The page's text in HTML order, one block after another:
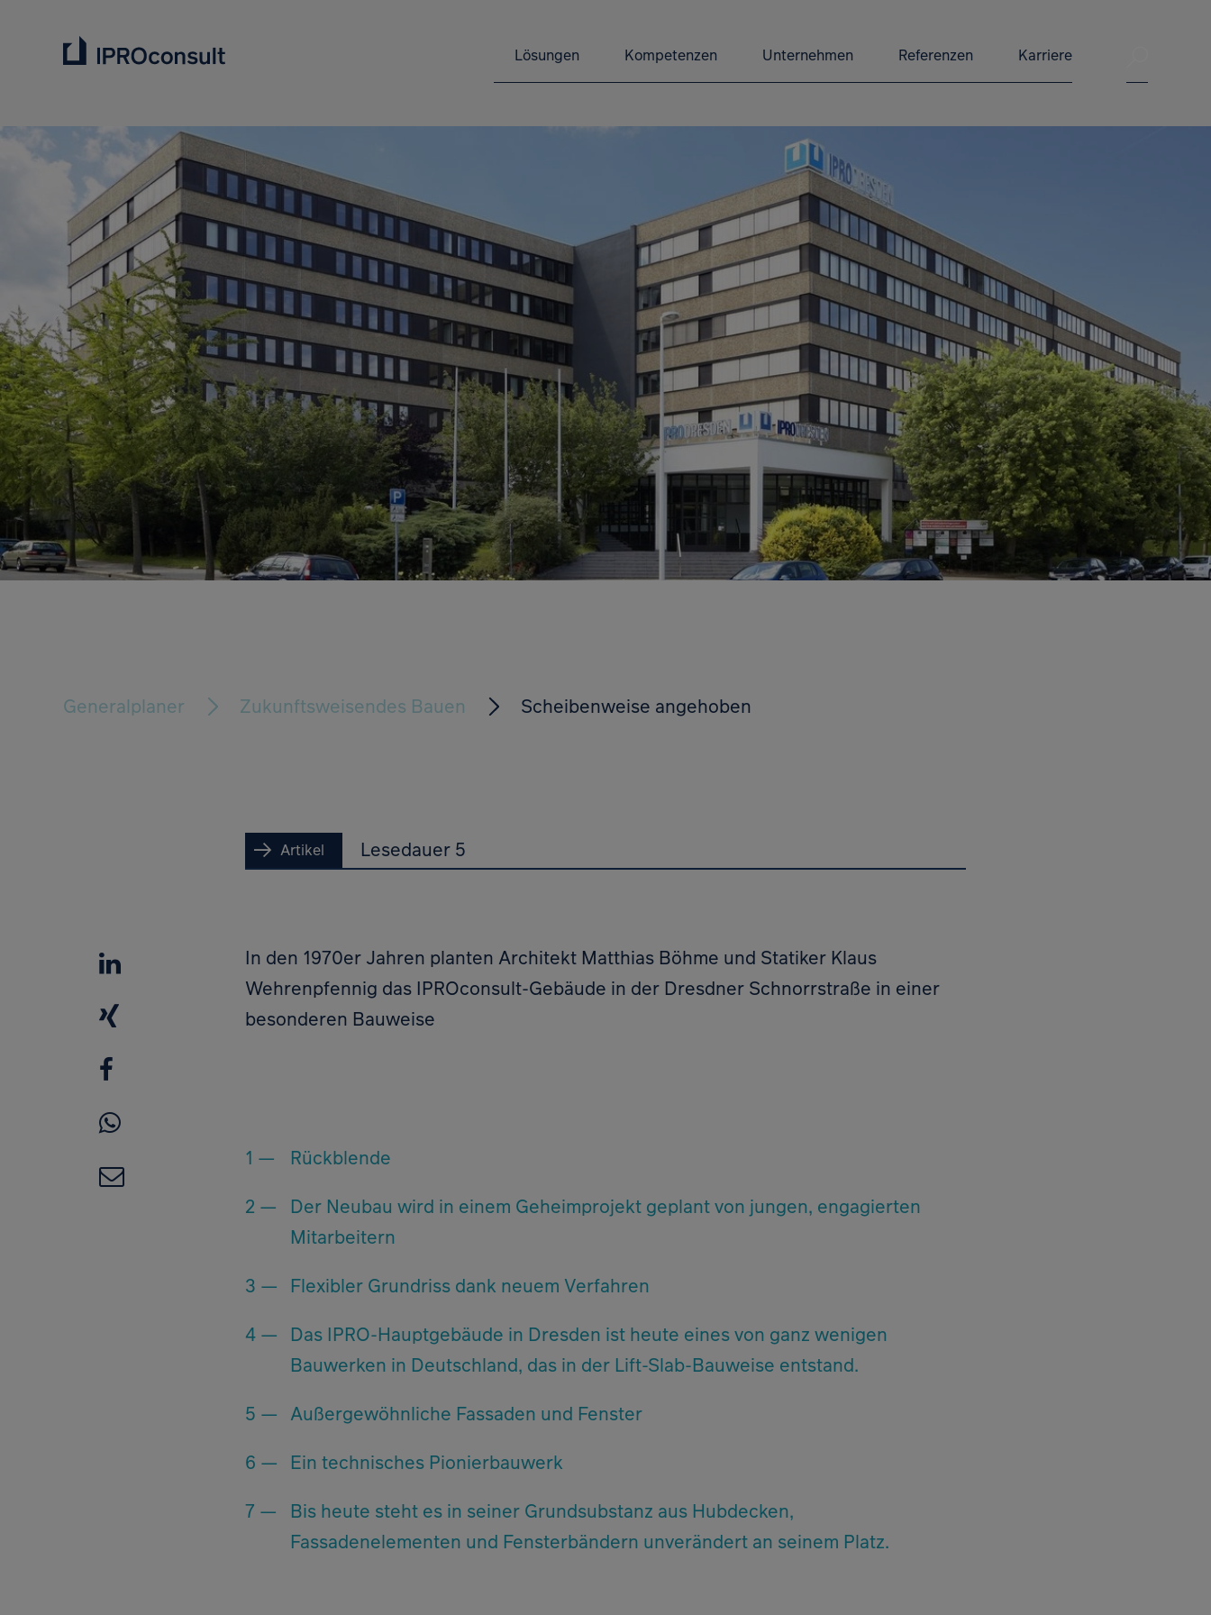
Lösungen Kompetenzen Unternehmen Referenzen Karriere
Generalplaner Zukunftsweisendes Bauen Scheibenweise angehoben
Artikel Lesedauer 5
LinkedIn
XING
WhatsApp
E-Mail
In den 1970er Jahren planten Architekt Matthias Böhme und Statiker Klaus
Wehrenpfennig das IPROconsult-Gebäude in der Dresdner Schnorrstraße in einer
besonderen Bauweise
Rückblende
Der Neubau wird in einem Geheimprojekt geplant von jungen, engagierten
Mitarbeitern
Flexibler Grundriss dank neuem Verfahren
Das IPRO-Hauptgebäude in Dresden ist heute eines von ganz wenigen
Bauwerken in Deutschland, das in der Lift-Slab-Bauweise entstand.
Außergewöhnliche Fassaden und Fenster
Ein technisches Pionierbauwerk
Bis heute steht es in seiner Grundsubstanz aus Hubdecken,
Fassadenelementen und Fensterbändern unverändert an seinem Platz.